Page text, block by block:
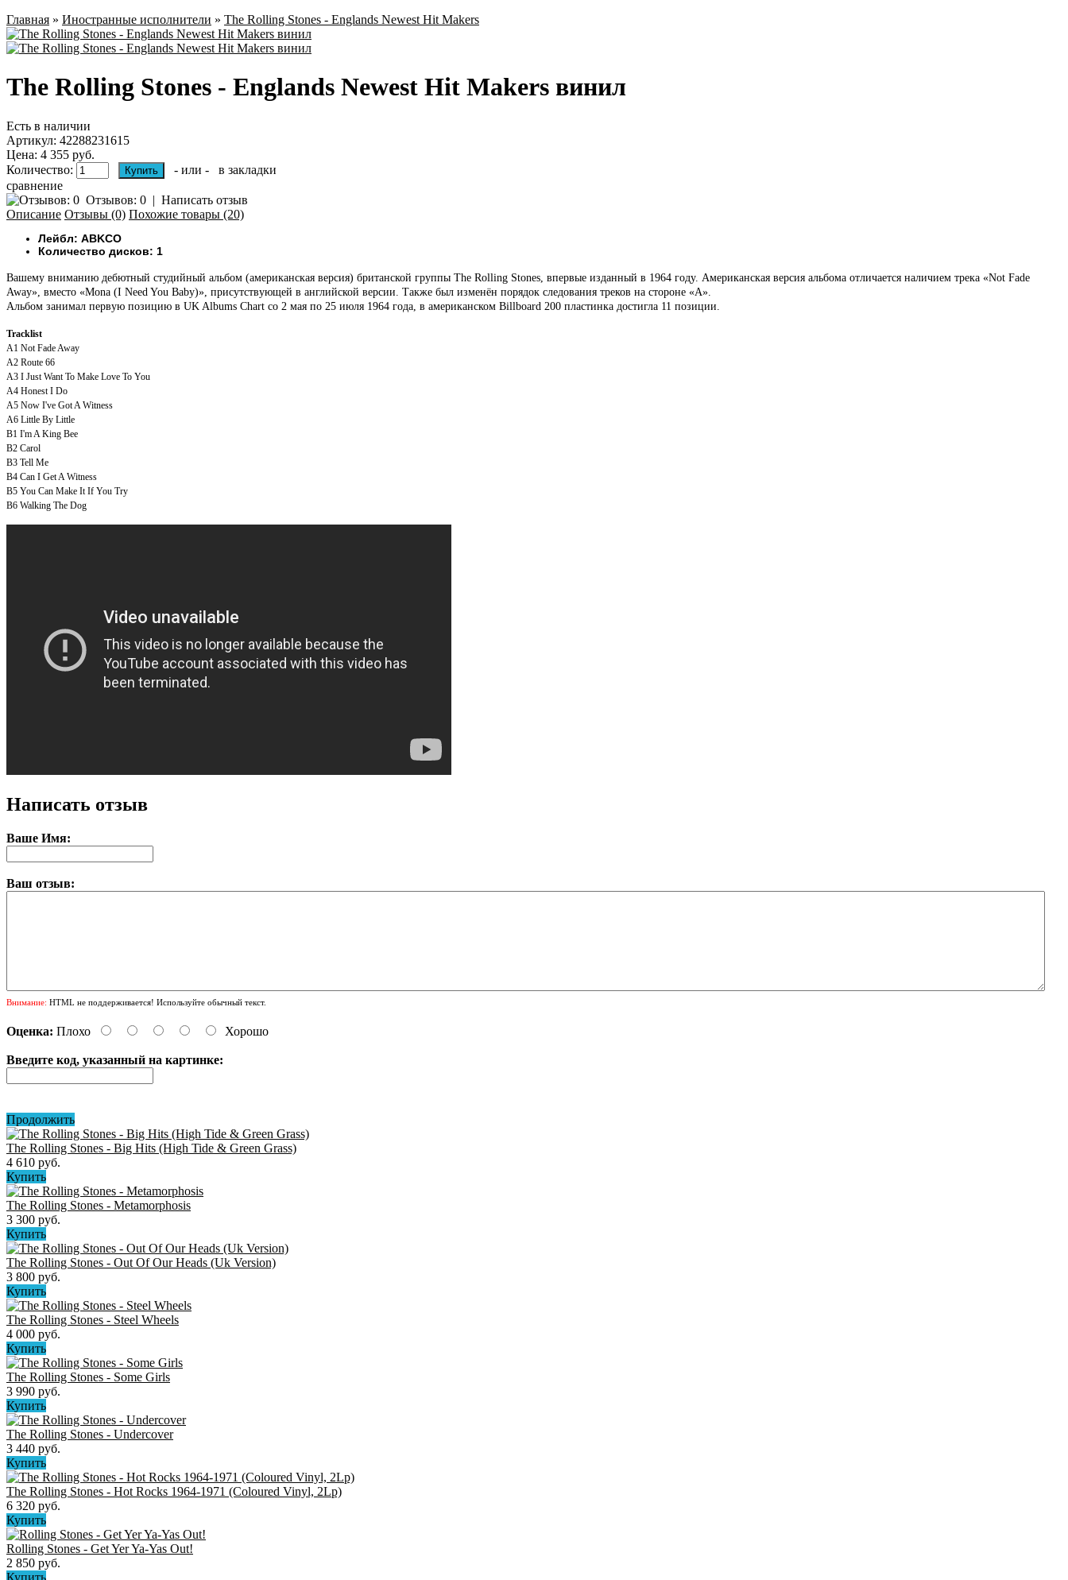
Главная » Иностранные исполнители » The Rolling Stones - Englands Newest Hit Makers
The Rolling Stones - Englands Newest Hit Makers винил
Есть в наличии
Артикул: 42288231615
Цена: 4 355 руб.
Количество:
- или -
в закладки
сравнение
Отзывов: 0 | Написать отзыв
Описание Отзывы (0) Похожие товары (20)
Лейбл: ABKCO ‎
Количество дисков: 1
Вашему вниманию дебютный студийный альбом (американская версия) британской группы The Rolling Stones, впервые изданный в 1964 году. Американская версия альбома отличается наличием трека «Not Fade
Away», вместо «Mona (I Need You Baby)», присутствующей в английской версии. Также был изменён порядок следования треков на стороне «А».
Альбом занимал первую позицию в UK Albums Chart со 2 мая по 25 июля 1964 года, в американском Billboard 200 пластинка достигла 11 позиции.
Tracklist
A1 Not Fade Away
A2 Route 66
A3 I Just Want To Make Love To You
A4 Honest I Do
A5 Now I've Got A Witness
A6 Little By Little
B1 I'm A King Bee
B2 Carol
B3 Tell Me
B4 Can I Get A Witness
B5 You Can Make It If You Try
B6 Walking The Dog
Написать отзыв
Ваше Имя:
Ваш отзыв:
Внимание: HTML не поддерживается! Используйте обычный текст.
Оценка: Плохо Хорошо
Введите код, указанный на картинке:
Продолжить
The Rolling Stones - Big Hits (High Tide & Green Grass)
4 610 руб.
Купить
The Rolling Stones - Metamorphosis
3 300 руб.
Купить
The Rolling Stones - Out Of Our Heads (Uk Version)
3 800 руб.
Купить
The Rolling Stones - Steel Wheels
4 000 руб.
Купить
The Rolling Stones - Some Girls
3 990 руб.
Купить
The Rolling Stones - Undercover
3 440 руб.
Купить
The Rolling Stones - Hot Rocks 1964-1971 (Coloured Vinyl, 2Lp)
6 320 руб.
Купить
Rolling Stones - Get Yer Ya-Yas Out!
2 850 руб.
Купить